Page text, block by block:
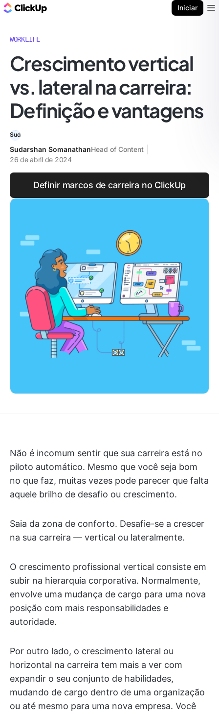
Iniciar
WORKLIFE
Crescimento vertical
vs. lateral na carreira:
Definição e vantagens
Sudarshan SomanathanHead of Content
26 de abril de 2024
Definir marcos de carreira no ClickUp
Não é incomum sentir que sua carreira está no
piloto automático. Mesmo que você seja bom
no que faz, muitas vezes pode parecer que falta
aquele brilho de desafio ou crescimento.
Saia da zona de conforto. Desafie-se a crescer
na sua carreira — vertical ou lateralmente.
O crescimento profissional vertical consiste em
subir na hierarquia corporativa. Normalmente,
envolve uma mudança de cargo para uma nova
posição com mais responsabilidades e
autoridade.
Por outro lado, o crescimento lateral ou
horizontal na carreira tem mais a ver com
expandir o seu conjunto de habilidades,
mudando de cargo dentro de uma organização
ou até mesmo para uma nova empresa. Você